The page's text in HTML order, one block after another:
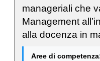
manageriali che
Management
alla docenza in
Aree di